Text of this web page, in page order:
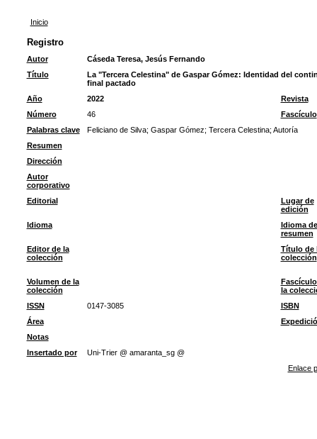
Inicio
Registro
Autor
Cáseda Teresa, Jesús Fernando
Título
La "Tercera Celestina" de Gaspar Gómez: Identidad del
final pactado
Año
2022
Revista
Número
46
Fascículo
Palabras clave
Feliciano de Silva; Gaspar Gómez; Tercera Celestina; Autoría
Resumen
Dirección
Autor
corporativo
Editorial
Lugar de
edición
Idioma
Idioma
resumen
Editor de la
colección
Título de
colección
Volumen de la
colección
la
ISSN
0147-3085
ISBN
Área
Notas
Insertado por
Uni-Trier @ amaranta_sg @
Enlace